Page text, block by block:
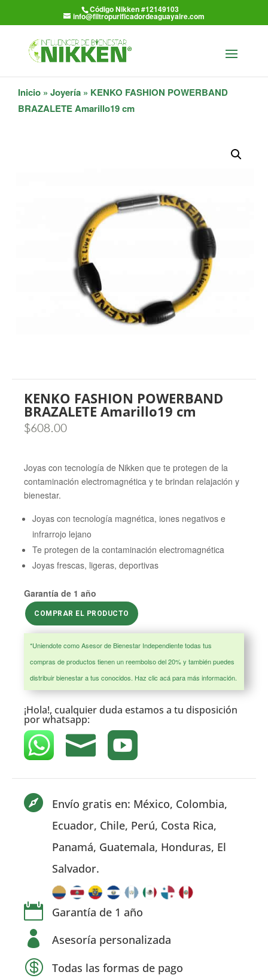
Código Nikken #12149103
info@filtropurificadordeaguayaire.com
Inicio » Joyería » KENKO FASHION POWERBAND
BRAZALETE Amarillo19 cm
KENKO FASHION POWERBAND
BRAZALETE Amarillo19 cm
$608.00
Joyas con tecnología de Nikken que te protegen de la
contaminación electromagnética y te brindan relajación y
bienestar.
Joyas con tecnología magnética, iones negativos e
infrarrojo lejano
Te protegen de la contaminación electromagnética
Joyas frescas, ligeras, deportivas
Garantía de 1 año
COMPRAR EL PRODUCTO
*Uniendote como Asesor de Bienestar Independiente todas tus
compras de productos tienen un reembolso del 20% y también puedes
distribuir bienestar a tus conocidos. Haz clic acá para más información.
¡Hola!, cualquier duda estamos a tu disposición
porwhatsapp:
 

Envío gratis en: México, Colombia,
Ecuador, Chile, Perú, Costa Rica,
Panamá, Guatemala, Honduras, El
Salvador.
 Garantía de 1 año
 Asesoría personalizada
 Todas las formas de pago